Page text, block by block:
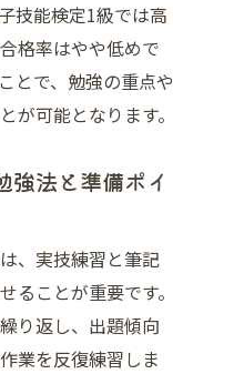
役立つ準備法の
2級の違いを理解
れる実技の注意
去問活用のコツ
のための心構えと
の学習ポイント
技能検定1級では高
格率はやや低めで
とで、勉強の重点や
が可能となります。
強法と準備ポイ
、実技練習と筆記
ることが重要です。
り返し、出題傾向
業を反復練習しま